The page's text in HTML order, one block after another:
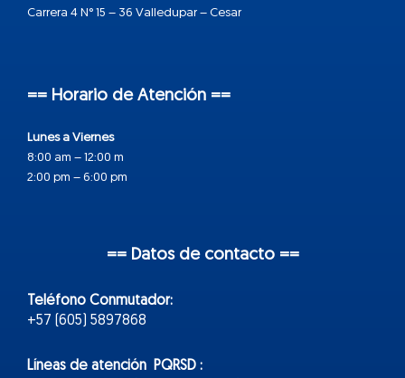
Carrera 4 N° 15 – 36 Valledupar – Cesar
== Horario de Atención ==
Lunes a Viernes
8:00 am – 12:00 m
2:00 pm – 6:00 pm
== Datos de contacto ==
Teléfono Conmutador:
+57 (605) 5897868
Líneas de atención PQRSD :